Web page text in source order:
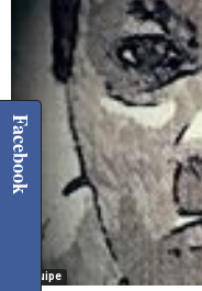
L'équipe
Facebook